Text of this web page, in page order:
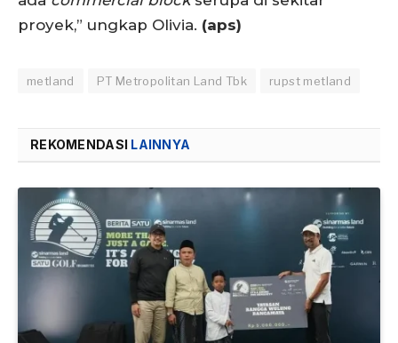
proyek,” ungkap Olivia. (aps)
metland PT Metropolitan Land Tbk rupst metland
REKOMENDASI LAINNYA